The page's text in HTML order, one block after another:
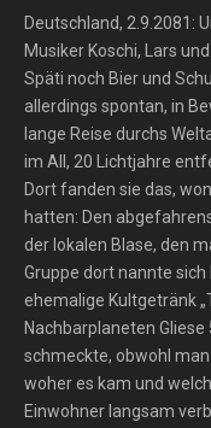
Deutschland, 2.9.2081:
Musiker Koschi, Lars
Späti noch Bier und
allerdings spontan, in
lange Reise durchs
im All, 20 Lichtjahre
Dort fanden sie das,
hatten: Den
der lokalen Blase, den
Gruppe dort nannte
ehemalige Kultgetränk
Nachbarplaneten
schmeckte, obwohl
woher es kam und
Einwohner langsam